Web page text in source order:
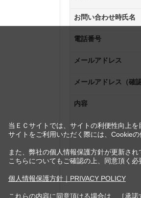
お問い合わせ時氏名
電話番号
メールアドレス
メールアドレス（確認
内容
当ＥＣサイトでは、サイトの利便性向上を
サイトをご利用いただく際には、Cookie
また、弊社の個人情報保護方針が更新され
こちらについてもご確認の上、同意頂く必
個人情報保護方針｜PRIVACY POLICY
これらの内容に同意頂ける場合は、［承